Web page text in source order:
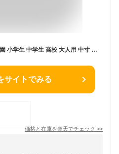
防災頭巾 幼稚園 保育園 こども園 小学生 中学生 高校 大人用 中寸 大寸 日本製 耳穴付き 頭部保護 座布団クッション 防災グッズ
サイトでみる
価格と在庫を楽天でチェック >>